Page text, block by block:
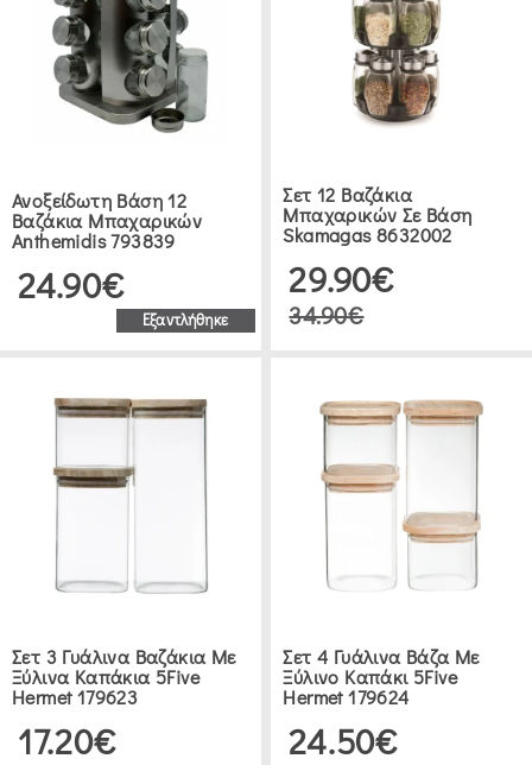
Ανοξείδωτη Βάση 12
Βαζάκια Μπαχαρικών
Anthemidis 793839
24.90€
Εξαντλήθηκε
Σετ 12 Βαζάκια
Μπαχαρικών Σε Βάση
Skamagas 8632002
29.90€
34.90€
Σετ 3 Γυάλινα Βαζάκια Με
Ξύλινα Καπάκια 5Five
Hermet 179623
17.20€
Σετ 4 Γυάλινα Βάζα Με
Ξύλινο Καπάκι 5Five
Hermet 179624
24.50€
ATMOSPHERA
ARVIX
(1)
TYPHOON
BERGNER
ΕΥΡΟΣ
ΤΙΜΗΣ